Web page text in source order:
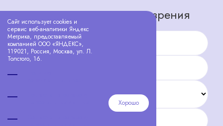
Сайт использует cookies и
сервис веб-аналитики Яндекс
Метрика, предоставляемый
компанией ООО «ЯНДЕКС»,
119021, Россия, Москва, ул. Л.
Толстого, 16.
Хорошо
Запишитесь на проверку зрения
Имя